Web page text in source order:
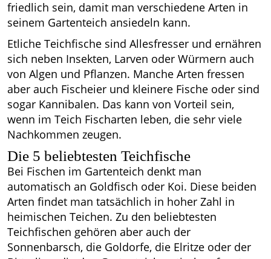
friedlich sein, damit man verschiedene Arten in
seinem Gartenteich ansiedeln kann.
Etliche Teichfische sind Allesfresser und ernähren
sich neben Insekten, Larven oder Würmern auch
von Algen und Pflanzen. Manche Arten fressen
aber auch Fischeier und kleinere Fische oder sind
sogar Kannibalen. Das kann von Vorteil sein,
wenn im Teich Fischarten leben, die sehr viele
Nachkommen zeugen.
Die 5 beliebtesten Teichfische
Bei Fischen im Gartenteich denkt man
automatisch an Goldfisch oder Koi. Diese beiden
Arten findet man tatsächlich in hoher Zahl in
heimischen Teichen. Zu den beliebtesten
Teichfischen gehören aber auch der
Sonnenbarsch, die Goldorfe, die Elritze oder der